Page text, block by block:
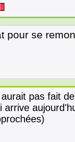
pour se
pas fait
arrive